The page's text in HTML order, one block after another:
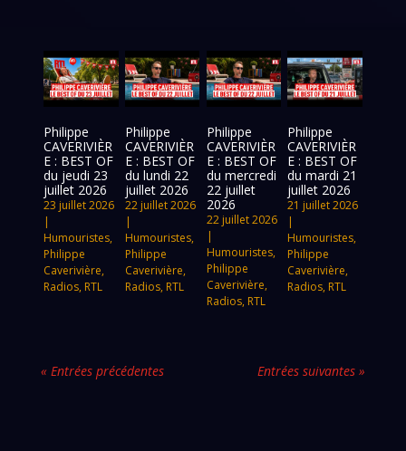
Philippe
CAVERIVIÈR
E : BEST OF
du jeudi 23
juillet 2026
23 juillet 2026
|
Humouristes,
Philippe
Caverivière,
Radios, RTL
Philippe
CAVERIVIÈR
E : BEST OF
du lundi 22
juillet 2026
22 juillet 2026
|
Humouristes,
Philippe
Caverivière,
Radios, RTL
Philippe
CAVERIVIÈR
E : BEST OF
du mercredi
22 juillet
2026
22 juillet 2026
|
Humouristes,
Philippe
Caverivière,
Radios, RTL
Philippe
CAVERIVIÈR
E : BEST OF
du mardi 21
juillet 2026
21 juillet 2026
|
Humouristes,
Philippe
Caverivière,
Radios, RTL
« Entrées précédentes Entrées suivantes »